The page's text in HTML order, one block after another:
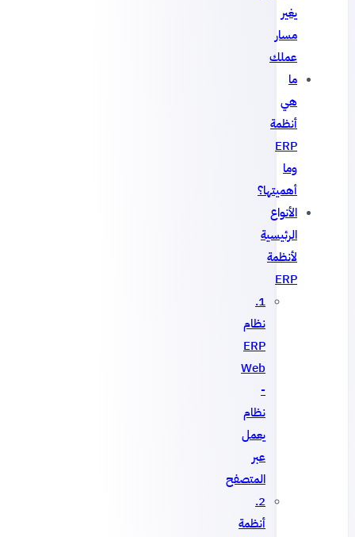
يغير
مسار
عملك
ما
هي
أنظمة
ERP
وما
أهميتها؟
الأنواع
الرئيسية
لأنظمة
ERP
1.
نظام
ERP
Web
-
نظام
يعمل
عبر
المتصفح
2.
أنظمة